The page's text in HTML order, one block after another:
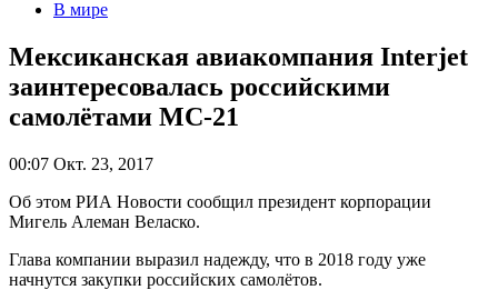
В мире
Мексиканская авиакомпания Interjet
заинтересовалась российскими
самолётами МС-21
00:07 Окт. 23, 2017
Об этом РИА Новости сообщил президент корпорации
Мигель Алеман Веласко.
Глава компании выразил надежду, что в 2018 году уже
начнутся закупки российских самолётов.